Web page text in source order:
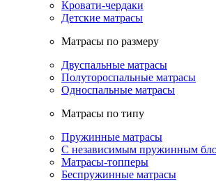
Кровати-чердаки
Детские матрасы
Матрасы по размеру
Двуспальные матрасы
Полутороспальные матрасы
Односпальные матрасы
Матрасы по типу
Пружинные матрасы
С независимым пружинным
Матрасы-топперы
Беспружинные матрасы